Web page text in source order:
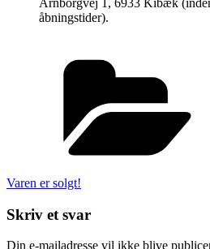
åbningstider).
Varen er solgt!
Skriv et svar
Din e-mailadresse vil ikke blive